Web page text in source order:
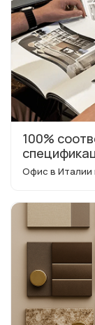
100%
Офис в Италии